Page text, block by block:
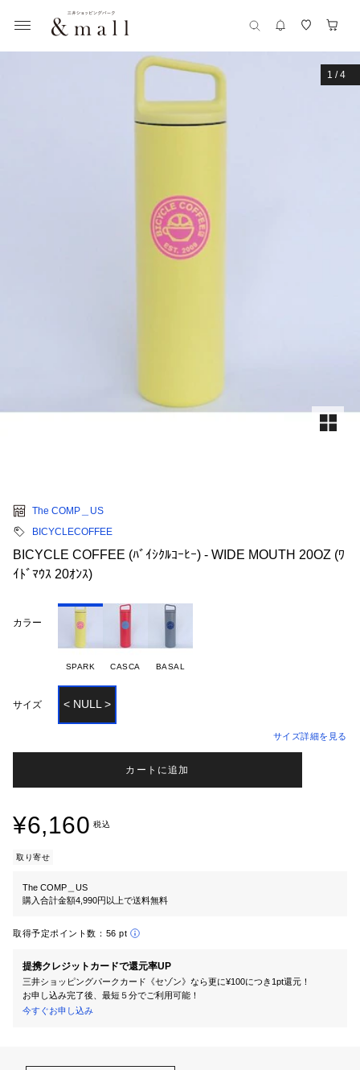
1 /4
The COMP＿US
BICYCLECOFFEE
BICYCLE COFFEE (ﾊﾞｲｼｸﾙｺｰﾋｰ) - WIDE MOUTH 20OZ (ﾜ
ｲﾄﾞﾏｳｽ 20ｵﾝｽ)
カラー
SPARK CASCA BASAL
サイズ < NULL >
サイズ詳細を見る
カートに追加
¥6,160 税込
取り寄せ
The COMP＿US
購入合計金額4,990円以上で送料無料
取得予定ポイント数： 56 pt
提携クレジットカードで還元率UP
三井ショッピングパークカード《セゾン》なら更に¥100につき1pt還元！
お申し込み完了後、最短５分でご利用可能！
今すぐお申し込み